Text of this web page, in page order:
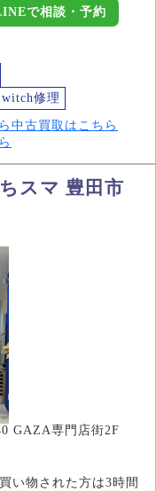
で相談・予約
修理
中古買取はこちら
スマ 豊田市
GAZA専門店街2F
い物された方は3時間